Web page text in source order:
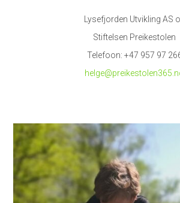
Lysefjorden Utvikling AS
Stiftelsen Preikestolen
Telefoon: +47 957 97